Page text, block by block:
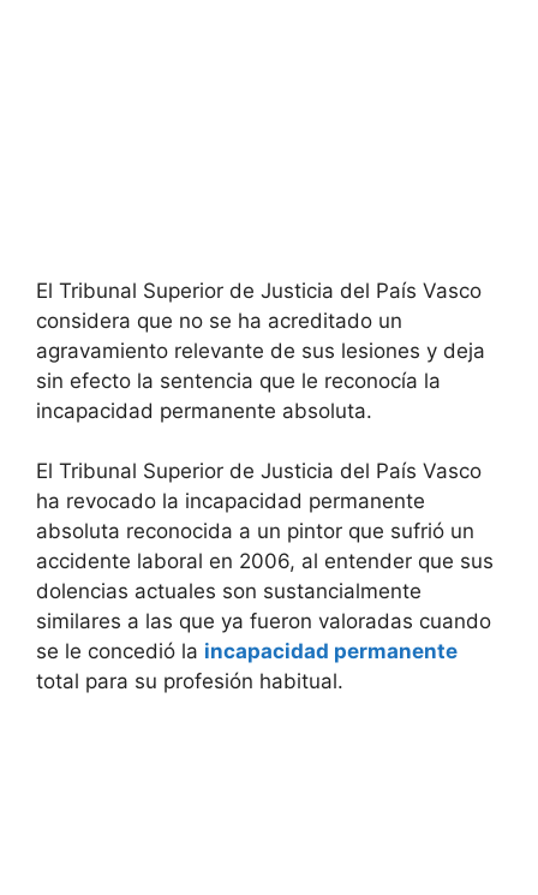
El Tribunal Superior de Justicia del País Vasco
considera que no se ha acreditado un
agravamiento relevante de sus lesiones y deja
sin efecto la sentencia que le reconocía la
incapacidad permanente absoluta.
El Tribunal Superior de Justicia del País Vasco
ha revocado la incapacidad permanente
absoluta reconocida a un pintor que sufrió un
accidente laboral en 2006, al entender que sus
dolencias actuales son sustancialmente
similares a las que ya fueron valoradas cuando
se le concedió la incapacidad permanente
total para su profesión habitual.